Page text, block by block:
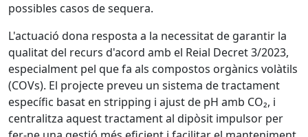
possibles casos de sequera.
L'actuació dona resposta a la necessitat de garantir la
qualitat del recurs d'acord amb el Reial Decret 3/2023,
especialment pel que fa als compostos orgànics volàtils
(COVs). El projecte preveu un sistema de tractament
específic basat en stripping i ajust de pH amb CO₂, i
centralitza aquest tractament al dipòsit impulsor per